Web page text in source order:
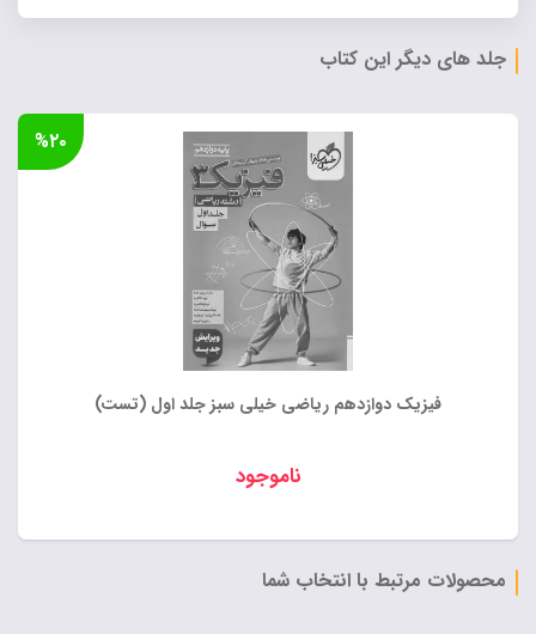
جلد های دیگر این کتاب
فیزیک دوازدهم ریاضی خیلی سبز جلد اول (تست)
ناموجود
%۲۰
محصولات مرتبط با انتخاب شما